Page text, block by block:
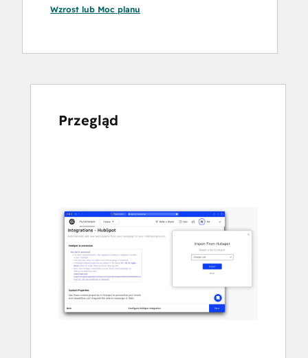
Wzrost lub Moc planu
Przegląd
przeglądać
inne
elementy